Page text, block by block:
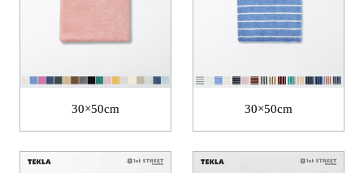
30×50cm 30×50cm